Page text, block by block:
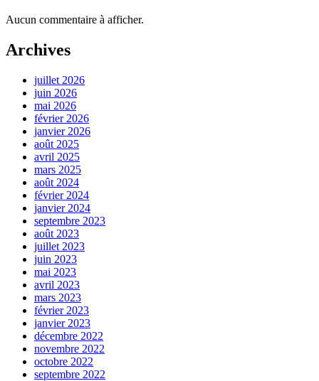
Aucun commentaire à afficher.
Archives
juillet 2026
juin 2026
mai 2026
février 2026
janvier 2026
août 2025
avril 2025
mars 2025
août 2024
février 2024
janvier 2024
septembre 2023
août 2023
juillet 2023
juin 2023
mai 2023
avril 2023
mars 2023
février 2023
janvier 2023
décembre 2022
novembre 2022
octobre 2022
septembre 2022